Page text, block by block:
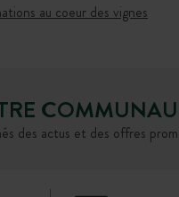
au coeur des vignes
des actus et des offres